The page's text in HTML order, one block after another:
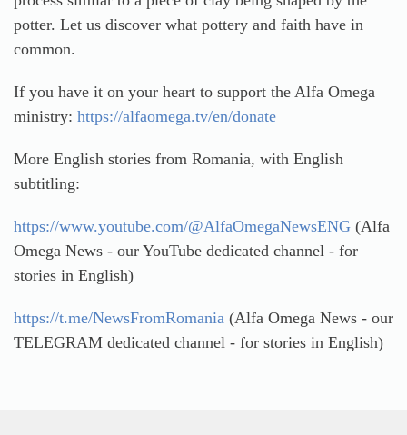
potter. Let us discover what pottery and faith have in
common.
If you have it on your heart to support the Alfa Omega
ministry: https://alfaomega.tv/en/donate
More English stories from Romania, with English
subtitling:
https://www.youtube.com/@AlfaOmegaNewsENG (Alfa
Omega News - our YouTube dedicated channel - for
stories in English)
https://t.me/NewsFromRomania (Alfa Omega News - our
TELEGRAM dedicated channel - for stories in English)